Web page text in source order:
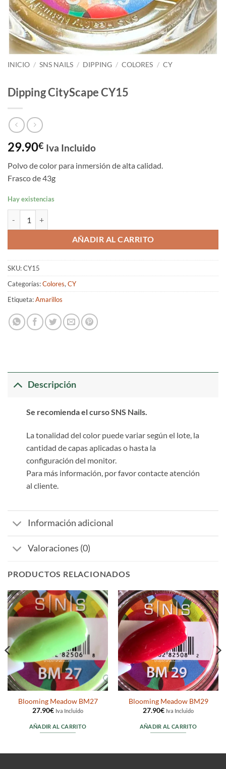
INICIO / SNS NAILS / DIPPING / COLORES / CY
Dipping CityScape CY15
29.90€ Iva Incluido
Polvo de color para inmersión de alta calidad.
Frasco de 43g
Hay existencias
AÑADIR AL CARRITO
SKU:CY15
Categorías:Colores, CY
Etiqueta:Amarillos
Descripción
Se recomienda el curso SNS Nails.
La tonalidad del color puede variar según el lote, la
cantidad de capas aplicadas o hasta la
configuración del monitor.
Para más información, por favor contacte atención
al cliente.
Información adicional
Valoraciones (0)
PRODUCTOS RELACIONADOS
Blooming Meadow BM27
27.90€ Iva Incluido
AÑADIR AL CARRITO
Blooming Meadow BM29
27.90€ Iva Incluido
AÑADIR AL CARRITO